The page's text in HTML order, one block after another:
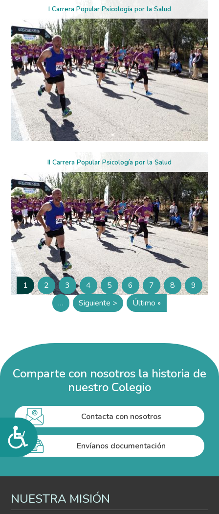
Accesibilidad
I Carrera Popular Psicología por la Salud
II Carrera Popular Psicología por la Salud
Paginación
Página
1 Página
2 Página
3 Página
4 Página
5 Página
6 Página
7 Página
8 Página
9
…
Siguiente página
Siguiente > Última página
Último »
Comparte con nosotros la historia de
nuestro Colegio
Contacta con nosotros
Envíanos documentación
NUESTRA MISIÓN